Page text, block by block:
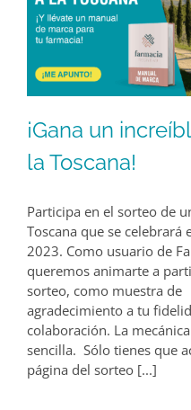
¡Gana un
la Toscana!
Participa en el sorteo de
Toscana que se celebrará
2023. Como usuario de
queremos animarte a
sorteo, como muestra de
agradecimiento a tu
colaboración. La
sencilla. Sólo tienes que
página del sorteo [...]